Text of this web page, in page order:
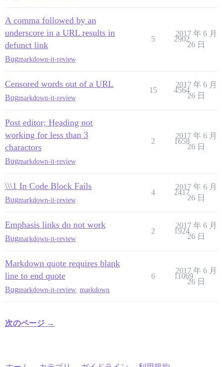
A comma followed by an
underscore in a URL results in
defunct link
Bugmarkdown-it-review
5 2902
2017 年 6 月
26 日
Censored words out of a URL
Bugmarkdown-it-review
15 4564
2017 年 6 月
26 日
Post editor; Heading not
working for less than 3
charactors
Bugmarkdown-it-review
2 1658
2017 年 6 月
26 日
\\\1 In Code Block Fails
Bugmarkdown-it-review
4 2417
2017 年 6 月
26 日
Emphasis links do not work
Bugmarkdown-it-review
2 1924
2017 年 6 月
26 日
Markdown quote requires blank
line to end quote
Bugmarkdown-it-review markdown
6 11069
2017 年 6 月
26 日
次のページ →